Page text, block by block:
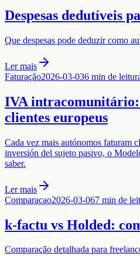
Despesas dedutíveis
Que despesas pode deduzir como
Ler mais
Faturação2026-03-036 min de
IVA
clientes europeus
Cada vez mais autónomos faturam
inversión del sujeto pasivo, o
saber.
Ler mais
Comparacao2026-03-067 min de
k-factu vs Holded:
Comparação detalhada para